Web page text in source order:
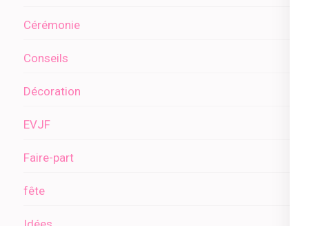
Cérémonie
Conseils
Décoration
EVJF
Faire-part
fête